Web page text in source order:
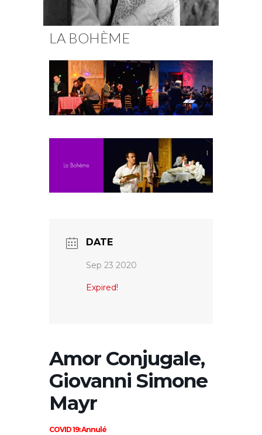
Fuoco Obbligato
Fuoco Jazz
Archives
Vidéos
Presse
Nous soutenirLA BOHÈME
DATE
Sep 23 2020
Expired!
Amor Conjugale,
Giovanni Simone
Mayr
COVID 19: Annulé